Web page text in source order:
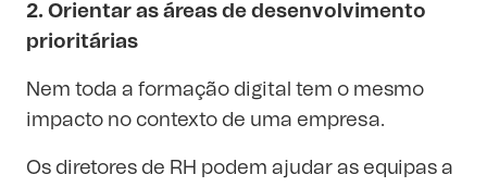
2. Orientar as áreas de desenvolvimento
prioritárias
Nem toda a formação digital tem o mesmo
impacto no contexto de uma empresa.
Os diretores de RH podem ajudar as equipas a